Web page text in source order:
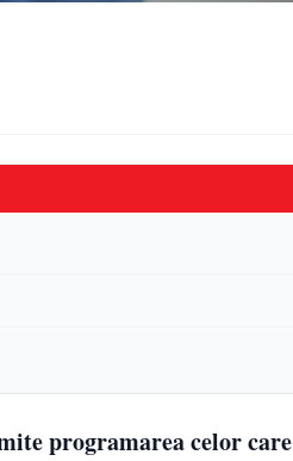
programarea celor care